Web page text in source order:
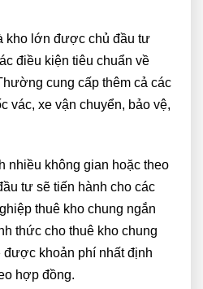
kho lớn được chủ đầu tư
điều kiện tiêu chuẩn về
cung cấp thêm cả các
vác, xe vận chuyển, bảo vệ,
nhiều không gian hoặc theo
tư sẽ tiến hành cho các
thuê kho chung ngắn
thức cho thuê kho chung
được khoản phí nhất định
hợp đồng.